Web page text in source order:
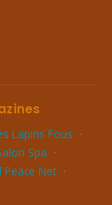
Lapins Fous
Spa
Peace Net